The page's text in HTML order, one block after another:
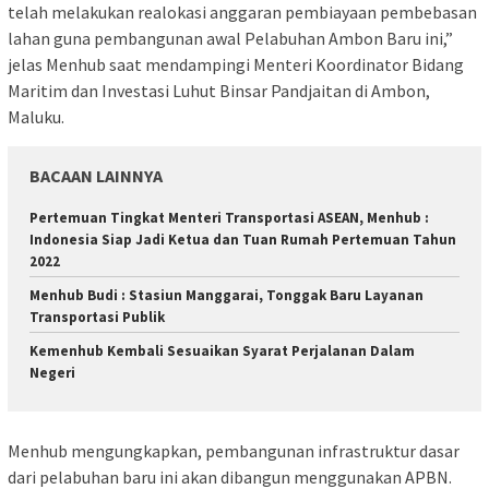
telah melakukan realokasi anggaran pembiayaan pembebasan
lahan guna pembangunan awal Pelabuhan Ambon Baru ini,”
jelas Menhub saat mendampingi Menteri Koordinator Bidang
Maritim dan Investasi Luhut Binsar Pandjaitan di Ambon,
Maluku.
BACAAN LAINNYA
Pertemuan Tingkat Menteri Transportasi ASEAN, Menhub :
Indonesia Siap Jadi Ketua dan Tuan Rumah Pertemuan Tahun
2022
Menhub Budi : Stasiun Manggarai, Tonggak Baru Layanan
Transportasi Publik
Kemenhub Kembali Sesuaikan Syarat Perjalanan Dalam
Negeri
Menhub mengungkapkan, pembangunan infrastruktur dasar
dari pelabuhan baru ini akan dibangun menggunakan APBN.